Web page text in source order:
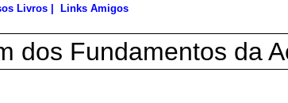
Livros Links Amigos
dos Fundamentos da